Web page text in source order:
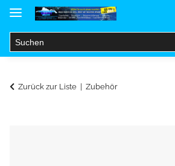
Zurück zur Liste Zubehör